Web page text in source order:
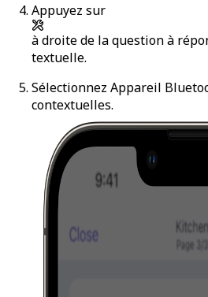
Appuyez sur
à droite de la question à
textuelle.
Sélectionnez Appareil
contextuelles.